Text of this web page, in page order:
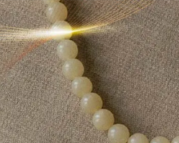
厘清了拚配的基本概念後，我們繼續分
】及【荒地茶】拚配而成。紅印與藍印
例較高，故而有今時今日茶質厚重（相
與外觀上的差別，藍印因茶菁較為細嫩